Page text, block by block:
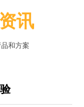
讯
和方案